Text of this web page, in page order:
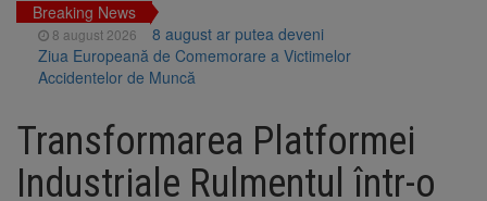
Breaking News
8 august 2026
8 august ar putea deveni
Ziua Europeană de Comemorare a Victimelor
Accidentelor de Muncă
fostului complex Duplex 91, de lângă Piața
Star
8 august 2026
Ungaria renunță la apelul
pentru reducerea consumului de energie.
Transformarea Platformei
Industriale Rulmentul într-o